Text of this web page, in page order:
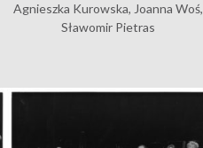
Agnieszka Kurowska, Joanna Woś,
Sławomir Pietras